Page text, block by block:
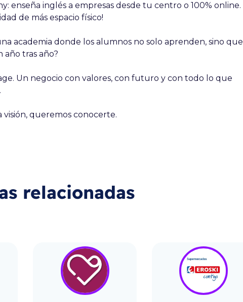
: enseña inglés a empresas desde tu centro o 100% online.
de más espacio físico!
academia donde los alumnos no solo aprenden, sino que
año tras año?
Un negocio con valores, con futuro y con todo lo que
visión, queremos conocerte.
relacionadas